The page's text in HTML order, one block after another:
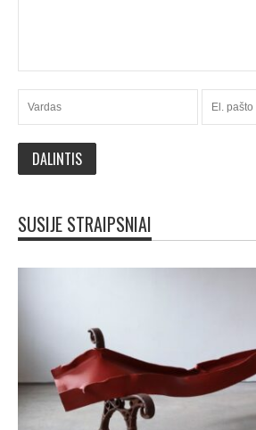
SUSIJE STRAIPSNIAI